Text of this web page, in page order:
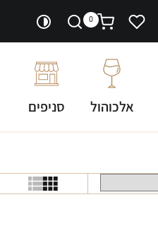
0
אלכוהול סניפים